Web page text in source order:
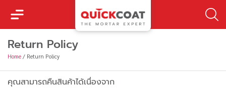
Return Policy
Home / Return Policy
คุณสามารถคืนสินค้าได้เนื่องจาก